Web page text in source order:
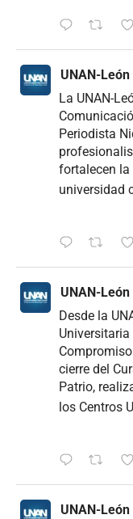
UNAN-León
La UNAN-
Periodista
fortalecen la
universidad
UNAN-León
Desde la
cierre del
Patrio,
los Centros
UNAN-León